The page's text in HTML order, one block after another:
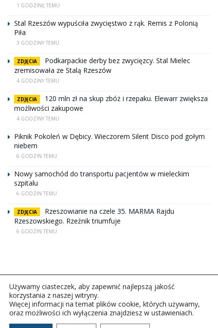
1 GODZINĘ TEMU
Stal Rzeszów wypuściła zwycięstwo z rąk. Remis z Polonią
Piła
3 GODZINY TEMU
ZDJĘCIA
Podkarpackie derby bez zwycięzcy. Stal Mielec
zremisowała ze Stalą Rzeszów
4 GODZINY TEMU
ZDJĘCIA
120 mln zł na skup zbóż i rzepaku. Elewarr zwiększa
możliwości zakupowe
4 GODZINY TEMU
Piknik Pokoleń w Dębicy. Wieczorem Silent Disco pod gołym
niebem
6 GODZIN TEMU
Nowy samochód do transportu pacjentów w mieleckim
szpitalu
6 GODZIN TEMU
ZDJĘCIA
Rzeszowianie na czele 35. MARMA Rajdu
Rzeszowskiego. Rzeźnik triumfuje
6 GODZIN TEMU
Copyright © 2026Polskie Radio Rzeszów S.A. w likwidacj.
Używamy ciasteczek, aby zapewnić najlepszą jakość
korzystania z naszej witryny.
Więcej informacji na temat plików cookie, których używamy,
oraz możliwości ich wyłączenia znajdziesz w ustawieniach.